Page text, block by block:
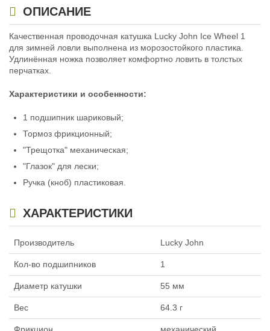
ОПИСАНИЕ
Качественная проводочная катушка Lucky John Ice Wheel 1
для зимней ловли выполнена из морозостойкого пластика.
Удлинённая ножка позволяет комфортно ловить в толстых
перчатках.
Характеристики и особенности:
1 подшипник шариковый;
Тормоз фрикционный;
"Трещотка" механическая;
"Глазок" для лески;
Ручка (кноб) пластиковая.
ХАРАКТЕРИСТИКИ
Производитель Lucky John
Кол-во подшипников 1
Диаметр катушки 55 мм
Вес 64.3 г